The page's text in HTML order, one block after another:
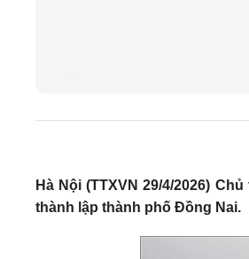
Hà Nội (TTXVN 29/4/2026)
thành lập thành phố Đồng Nai.